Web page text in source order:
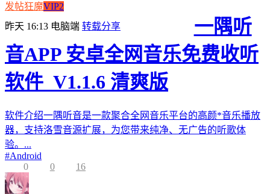
发帖狂魔VIP2
昨天 16:13 电脑端 转载分享
一隅听
音APP 安卓全网音乐免费收听
软件_V1.1.6 清爽版
软件介绍一隅听音是一款聚合全网音乐平台的高颜*音乐播放
器，支持洛雪音源扩展，为您带来纯净、无广告的听歌体
验。...
#Android
0
0 16